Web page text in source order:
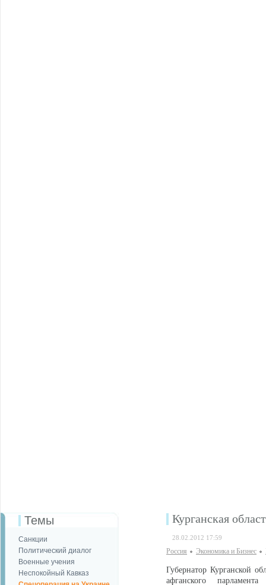
Темы
Санкции
Политический диалог
Военные учения
Неспокойный Кавказ
Курганская
28.02.2012 17:59
Россия Экономика и Бизнес
Губернатор Курганской
афганского